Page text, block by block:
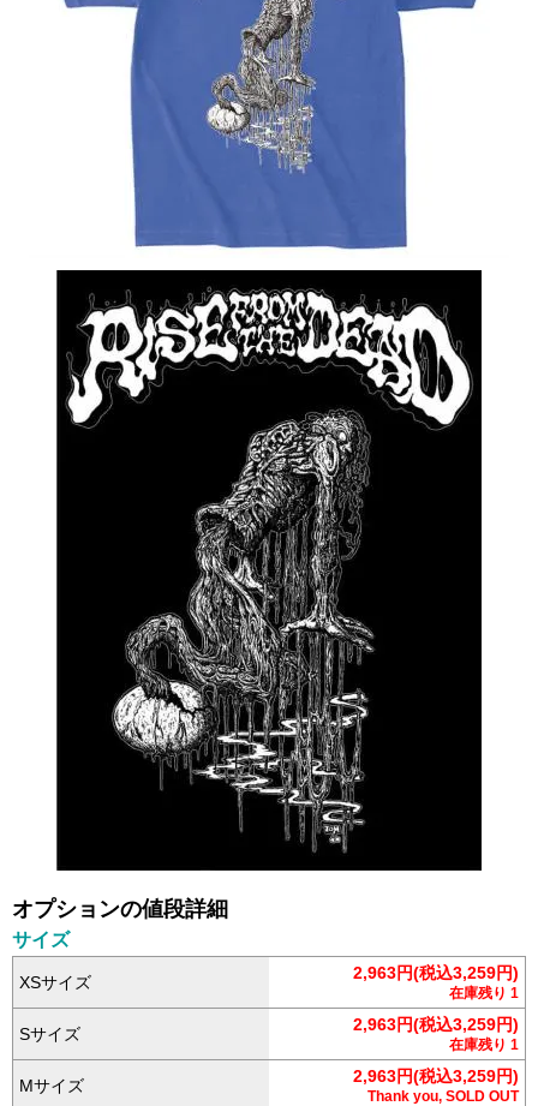
オプションの値段詳細
サイズ
XSサイズ 2,963円(税込3,259円)
在庫残り 1
Sサイズ 2,963円(税込3,259円)
在庫残り 1
Mサイズ 2,963円(税込3,259円)
Thank you, SOLD OUT